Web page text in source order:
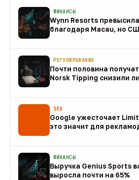
ФИНАНСЫ
Wynn Resorts
благодаря Macau, но
РЕГУЛИРОВАНИЕ
Почти половина
Norsk Tipping снизили
SEO
Google ужесточает
это значит для
ФИНАНСЫ
Выручка Genius Sports
выросла почти на 65%